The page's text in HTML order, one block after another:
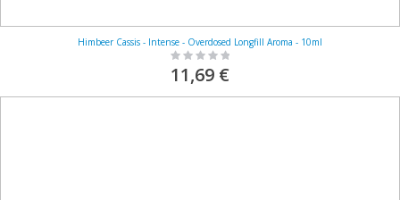
Himbeer Cassis - Intense - Overdosed Longfill Aroma - 10ml
Rating:
0%
11,69 €